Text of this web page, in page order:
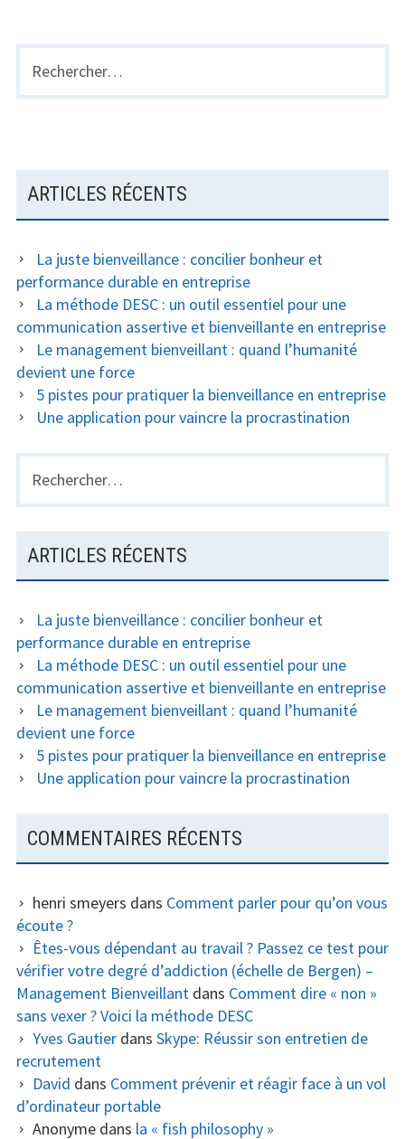
BARRE
LATÉRALE
Rechercher :
ARTICLES RÉCENTS
La juste bienveillance : concilier bonheur et
performance durable en entreprise
La méthode DESC : un outil essentiel pour une
communication assertive et bienveillante en entreprise
Le management bienveillant : quand l’humanité
devient une force
5 pistes pour pratiquer la bienveillance en entreprise
Une application pour vaincre la procrastination
Rechercher :
ARTICLES RÉCENTS
La juste bienveillance : concilier bonheur et
performance durable en entreprise
La méthode DESC : un outil essentiel pour une
communication assertive et bienveillante en entreprise
Le management bienveillant : quand l’humanité
devient une force
5 pistes pour pratiquer la bienveillance en entreprise
Une application pour vaincre la procrastination
COMMENTAIRES RÉCENTS
henri smeyers dans Comment parler pour qu’on vous
écoute ?
Êtes-vous dépendant au travail ? Passez ce test pour
vérifier votre degré d’addiction (échelle de Bergen) –
Management Bienveillantdans Comment dire « non »
sans vexer ? Voici la méthode DESC
Yves Gautierdans Skype: Réussir son entretien de
recrutement
David dans Comment prévenir et réagir face à un vol
d’ordinateur portable
Anonymedans la « fish philosophy »